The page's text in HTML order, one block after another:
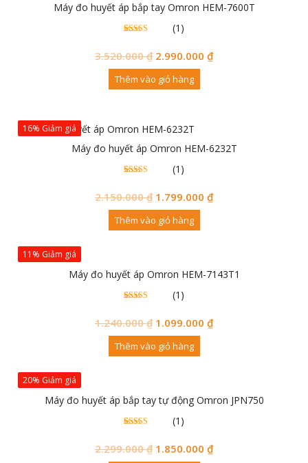
Máy đo huyết áp bắp tay Omron HEM-7600T
giá
(1)
3.520.000₫ 2.990.000 ₫
Thêm vào giỏ hàng
16% Giảm giá
Máy đo huyết áp Omron HEM-6232T
giá
(1)
2.150.000₫ 1.799.000 ₫
Thêm vào giỏ hàng
11% Giảm giá
Máy đo huyết áp Omron HEM-7143T1
giá
(1)
1.240.000₫ 1.099.000 ₫
Thêm vào giỏ hàng
20% Giảm giá
Máy đo huyết áp bắp tay tự động Omron JPN750
giá
(1)
2.299.000₫ 1.850.000 ₫